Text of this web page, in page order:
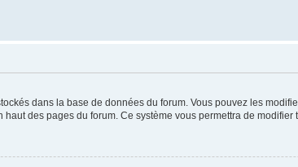
dans la base de données du forum. Vous pouvez les
des pages du forum. Ce système vous permettra de modifier